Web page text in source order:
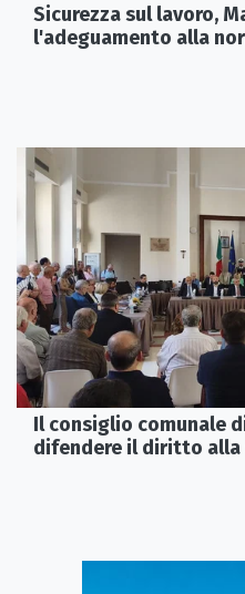
Sicurezza sul lavoro,
l'adeguamento alla
Il consiglio comunale
difendere il diritto alla